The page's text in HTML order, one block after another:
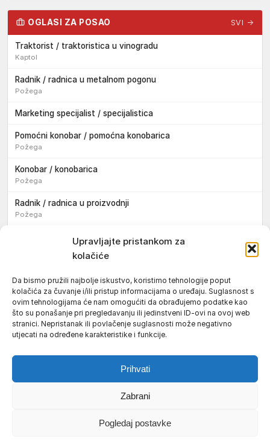
Upravljajte pristankom za
kolačiće
Da bismo pružili najbolje iskustvo, koristimo tehnologije poput
kolačića za čuvanje i/ili pristup informacijama o uređaju. Suglasnost s
ovim tehnologijama će nam omogućiti da obrađujemo podatke kao
što su ponašanje pri pregledavanju ili jedinstveni ID-ovi na ovoj web
stranici. Nepristanak ili povlačenje suglasnosti može negativno
utjecati na određene karakteristike i funkcije.
Prihvati
Zabrani
Pogledaj postavke
OGLASI ZA POSAO SVI →
Traktorist / traktoristica u vinogradu
Kaptol
Radnik / radnica u metalnom pogonu
Požega
Marketing specijalist / specijalistica
Pomoćni konobar / pomoćna konobarica
Požega
Konobar / konobarica
Požega
Radnik / radnica u proizvodnji
Požega
Sezonski pomoćni radnik / sezonska pomoćna radnica
Pomoćni pekar / pomoćna pekarica
Pekar / pekarica
Požega
Konobar / konobarica
Požega
Pravila privatnosti